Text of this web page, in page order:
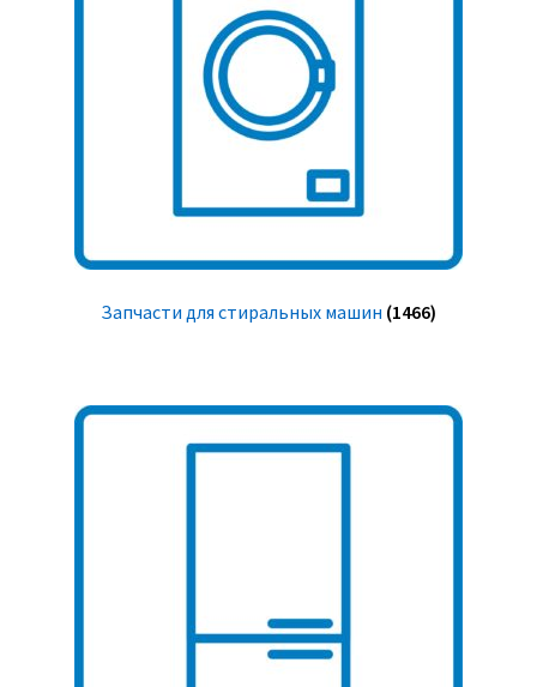
Запчасти для стиральных машин (1466)